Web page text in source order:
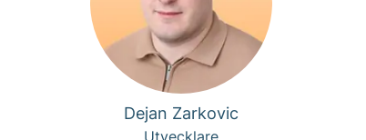
Dejan Zarkovic
Utvecklare